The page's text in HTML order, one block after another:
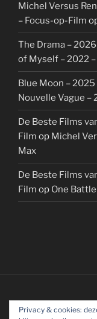
Michel Versus
– Focus-op-Film
The Drama –
of Myself – 2022
Blue Moon –
Nouvelle Vague –
De Beste Films
Film op Michel
Max
De Beste Films
Film op One
Privacy & cookies: